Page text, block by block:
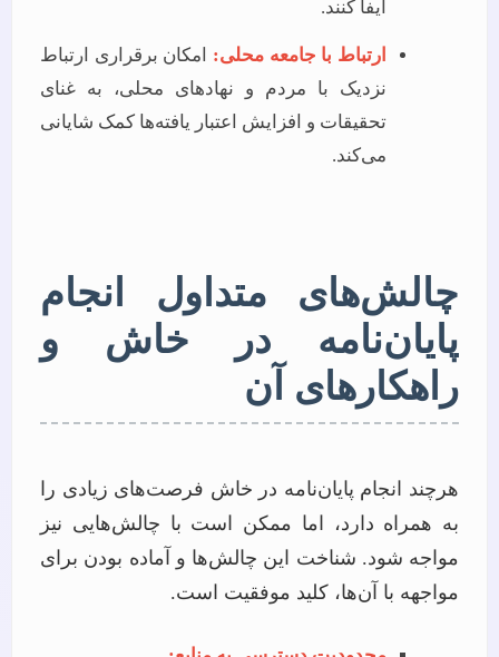
ایفا کنند.
ارتباط با جامعه محلی: امکان برقراری ارتباط
نزدیک با مردم و نهادهای محلی، به غنای
تحقیقات و افزایش اعتبار یافته‌ها کمک شایانی
می‌کند.
چالش‌های متداول انجام
پایان‌نامه در خاش و
راهکارهای آن
هرچند انجام پایان‌نامه در خاش فرصت‌های زیادی را
به همراه دارد، اما ممکن است با چالش‌هایی نیز
مواجه شود. شناخت این چالش‌ها و آماده بودن برای
مواجهه با آن‌ها، کلید موفقیت است.